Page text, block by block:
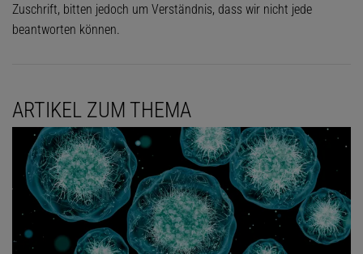
Zuschrift, bitten jedoch um Verständnis, dass wir nicht jede
beantworten können.
ARTIKEL ZUM THEMA